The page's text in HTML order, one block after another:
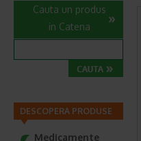
Cauta un produs
in Catena
DESCOPERA PRODUSE
Medicamente